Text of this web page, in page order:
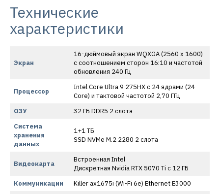
Технические
характеристики
Экран
16-дюймовый экран WQXGA (2560 x 1600)
с соотношением сторон 16:10 и частотой
обновления 240 Гц
Процессор
Intel Core Ultra 9 275HX с 24 ядрами (24
Core) и тактовой частотой 2,70 ГГц
ОЗУ
32 ГБ DDR5 2 слота
Система
хранения
данных
1+1 ТБ
SSD NVMe M.2 2280 2 слота
Видеокарта
Встроенная Intel
Дискретная Nvidia RTX 5070 Ti с 12 ГБ
Коммуникации
Killer ax1675i (Wi-Fi 6e) Ethernet E3000